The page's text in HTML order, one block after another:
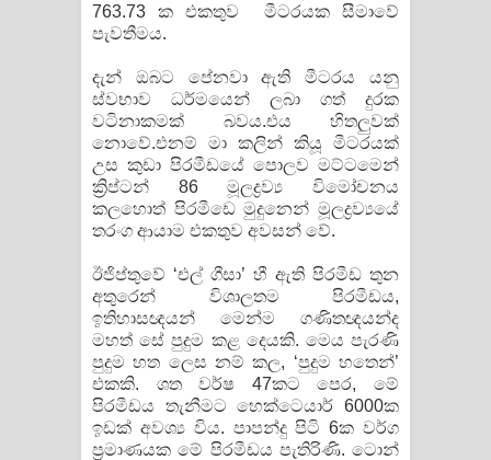
763.73 ක එකතුව මීටරයක සීමාවේ
පැවතීමය.
දැන් ඔබට පේනවා ඇති මීටරය යනු
ස්වභාව ධර්මයෙන් ලබා ගත් දුරක
වටිනාකමක් බවය.එය හිතලුවක්
නොවේ.එනම් මා කලින් කියූ මීටරයක්
උස කුඩා පිරමීඩයේ පොලව මට්ටමෙන්
ක්‍රිප්ටන් 86 මූලද්‍රව්‍ය විමෝචනය
කලහොත් පිරමීඩෙ මුදුනෙන් මූලද්‍රව්‍යයේ
තරංග ආයාම එකතුව අවසන් වේ.
ඊජිප්තුවේ ‘එල් ගීසා’ හී ඇති පිරමීඩ තුන
අතුරෙන් විශාලතම පිරමීඩය,
ඉතිහාසඥයන් මෙන්ම ගණිතඥයන්ද
මහත් සේ පුදුම කළ දෙයකි. මෙය පැරණි
පුදුම හත ලෙස නම් කල, ‘පුදුම හතෙන්’
එකකි. ශත වර්ෂ 47කට පෙර, මේ
පිරමීඩය තැනීමට හෙක්ටෙයාර් 6000ක
ඉඩක් අවශ්‍ය විය. පාපන්දු පිටි 6ක වර්ග
ප්‍රමාණයක මේ පිරමීඩය පැතිරිණි. ටොන්